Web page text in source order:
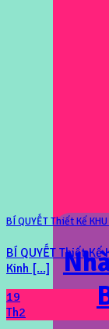
BÍ QUYẾT Thiết Kế
BÍ QUYẾT Thiết
Kinh [...]
19
Th2